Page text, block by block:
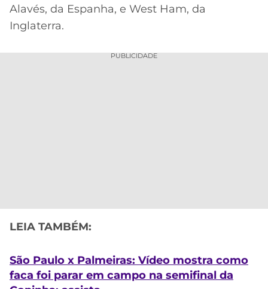
Alavés, da Espanha, e West Ham, da
Inglaterra.
PUBLICIDADE
LEIA TAMBÉM:
São Paulo x Palmeiras: Vídeo mostra como
faca foi parar em campo na semifinal da